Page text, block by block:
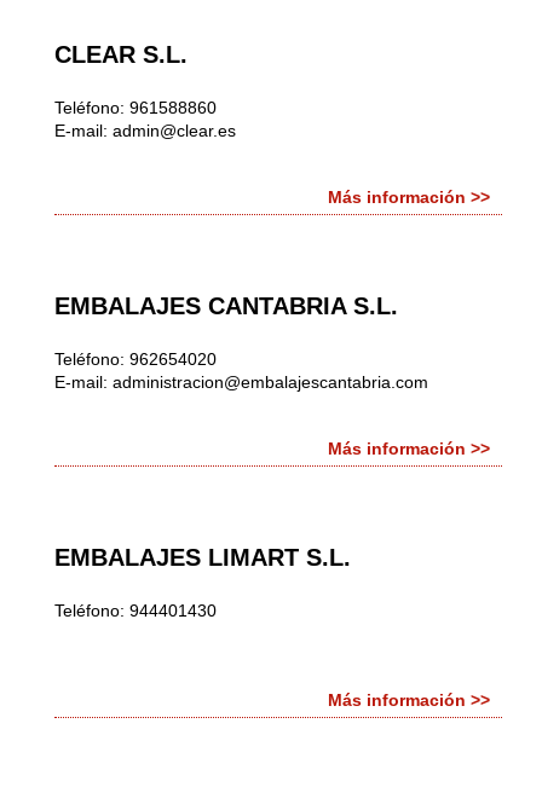
CLEAR S.L.
Teléfono: 961588860
E-mail: admin@clear.es
Más información >>
EMBALAJES CANTABRIA S.L.
Teléfono: 962654020
E-mail: administracion@embalajescantabria.com
Más información >>
EMBALAJES LIMART S.L.
Teléfono: 944401430
Más información >>